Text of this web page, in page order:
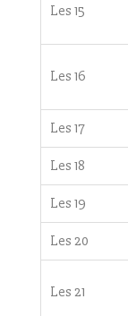
Les 15
Les 16
Les 17
Les 18
Les 19
Les 20
Les 21